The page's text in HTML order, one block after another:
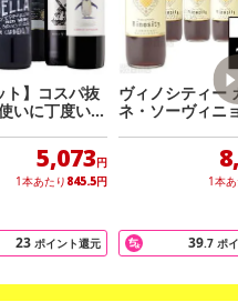
化防止剤(亜硫酸塩)・炭酸ガス
酒類販売株式会社
行っておりません。
送日数などにより異なります
ト】コスパ抜
いに丁度いい
インセット
5,073円
1本あたり 845.5円
23 ポイント還元
ヴィノシティー
ネ・ソーヴィニ
1本
39.7 ポ